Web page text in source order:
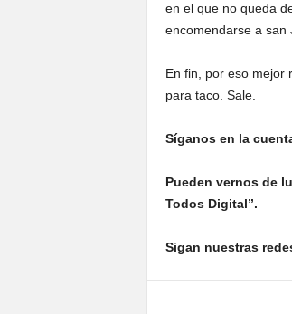
en el que no queda
encomendarse a san
En fin, por eso mejor
para taco. Sale.
Síganos en la
Pueden vernos de
Todos Digital”.
Sigan nuestras